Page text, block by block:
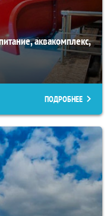
аквакомплекс,
ПОДРОБНЕЕ